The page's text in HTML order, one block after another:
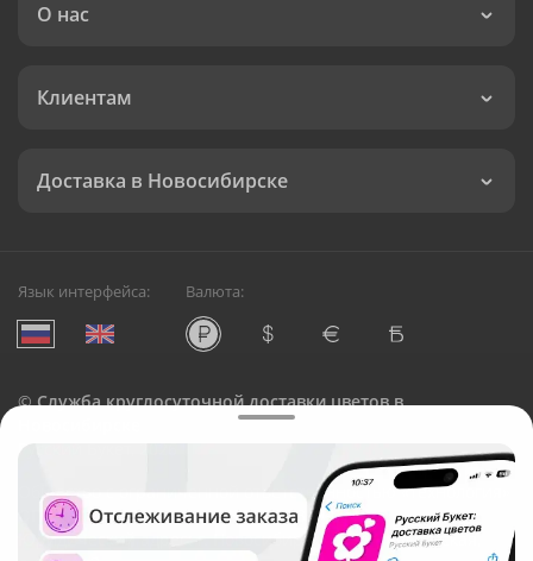
О нас
Клиентам
Доставка в Новосибирске
Язык интерфейса: Валюта:
©Служба круглосуточной доставки цветов в
Русский Букет, 2026
Общество с ограниченной ответственностью «Технология»
ОГРН: 1195476081745, ИНН: 5410081997
Юридический адрес: г. Новосибирск, ул. Ипподромская,